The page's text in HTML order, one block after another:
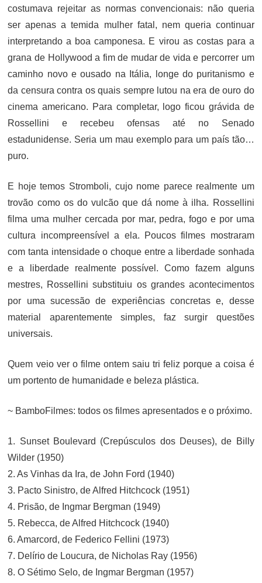
costumava rejeitar as normas convencionais: não queria
ser apenas a temida mulher fatal, nem queria continuar
interpretando a boa camponesa. E virou as costas para a
grana de Hollywood a fim de mudar de vida e percorrer um
caminho novo e ousado na Itália, longe do puritanismo e
da censura contra os quais sempre lutou na era de ouro do
cinema americano. Para completar, logo ficou grávida de
Rossellini e recebeu ofensas até no Senado
estadunidense. Seria um mau exemplo para um país tão…
puro.
E hoje temos Stromboli, cujo nome parece realmente um
trovão como os do vulcão que dá nome à ilha. Rossellini
filma uma mulher cercada por mar, pedra, fogo e por uma
cultura incompreensível a ela. Poucos filmes mostraram
com tanta intensidade o choque entre a liberdade sonhada
e a liberdade realmente possível. Como fazem alguns
mestres, Rossellini substituiu os grandes acontecimentos
por uma sucessão de experiências concretas e, desse
material aparentemente simples, faz surgir questões
universais.
Quem veio ver o filme ontem saiu tri feliz porque a coisa é
um portento de humanidade e beleza plástica.
~ BamboFilmes: todos os filmes apresentados e o próximo.
1. Sunset Boulevard (Crepúsculos dos Deuses), de Billy
Wilder (1950)
2. As Vinhas da Ira, de John Ford (1940)
3. Pacto Sinistro, de Alfred Hitchcock (1951)
4. Prisão, de Ingmar Bergman (1949)
5. Rebecca, de Alfred Hitchcock (1940)
6. Amarcord, de Federico Fellini (1973)
7. Delírio de Loucura, de Nicholas Ray (1956)
8. O Sétimo Selo, de Ingmar Bergman (1957)